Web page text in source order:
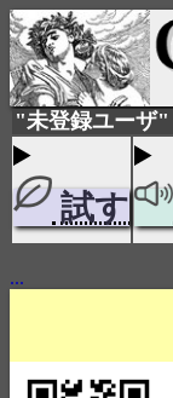
"未登録ユーザ"
試す
...